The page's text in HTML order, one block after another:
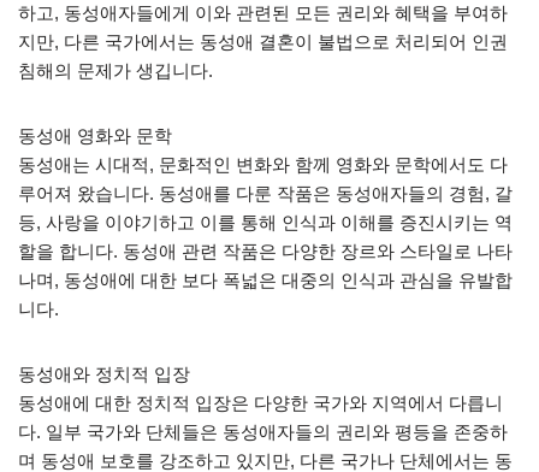
하고, 동성애자들에게 이와 관련된 모든 권리와 혜택을 부여하
지만, 다른 국가에서는 동성애 결혼이 불법으로 처리되어 인권
침해의 문제가 생깁니다.
동성애 영화와 문학
동성애는 시대적, 문화적인 변화와 함께 영화와 문학에서도 다
루어져 왔습니다. 동성애를 다룬 작품은 동성애자들의 경험, 갈
등, 사랑을 이야기하고 이를 통해 인식과 이해를 증진시키는 역
할을 합니다. 동성애 관련 작품은 다양한 장르와 스타일로 나타
나며, 동성애에 대한 보다 폭넓은 대중의 인식과 관심을 유발합
니다.
동성애와 정치적 입장
동성애에 대한 정치적 입장은 다양한 국가와 지역에서 다릅니
다. 일부 국가와 단체들은 동성애자들의 권리와 평등을 존중하
며 동성애 보호를 강조하고 있지만, 다른 국가나 단체에서는 동